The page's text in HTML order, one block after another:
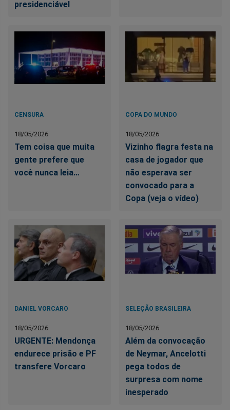
presidenciável
CENSURA
18/05/2026
Tem coisa que muita
gente prefere que
você nunca leia…
COPA DO MUNDO
18/05/2026
Vizinho flagra festa na
casa de jogador que
não esperava ser
convocado para a
Copa (veja o vídeo)
DANIEL VORCARO
18/05/2026
URGENTE: Mendonça
endurece prisão e PF
transfere Vorcaro
SELEÇÃO BRASILEIRA
18/05/2026
Além da convocação
de Neymar, Ancelotti
pega todos de
surpresa com nome
inesperado